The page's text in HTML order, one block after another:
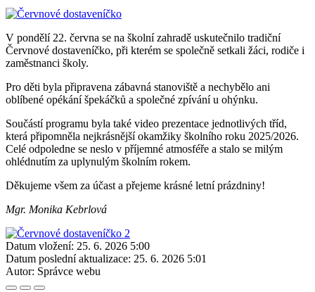
V pondělí 22. června se na školní zahradě uskutečnilo tradiční
Červnové dostaveníčko, při kterém se společně setkali žáci, rodiče i
zaměstnanci školy.
Pro děti byla připravena zábavná stanoviště a nechybělo ani
oblíbené opékání špekáčků a společné zpívání u ohýnku.
Součástí programu byla také video prezentace jednotlivých tříd,
která připomněla nejkrásnější okamžiky školního roku 2025/2026.
Celé odpoledne se neslo v příjemné atmosféře a stalo se milým
ohlédnutím za uplynulým školním rokem.
Děkujeme všem za účast a přejeme krásné letní prázdniny!
Mgr. Monika Kebrlová
Datum vložení: 25. 6. 2026 5:00
Datum poslední aktualizace: 25. 6. 2026 5:01
Autor: Správce webu